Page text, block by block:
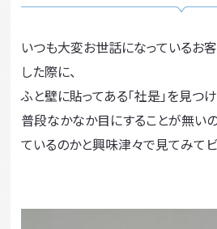
いつも大変お世話になっているお
した際に、
ふと壁に貼ってある「社是」を見つ
普段なかなか目にすることが無い
ているのかと興味津々で見てみてビ